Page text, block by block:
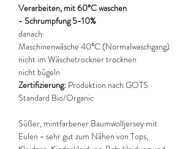
Verarbeiten, mit 60°C waschen
- Schrumpfung 5-10%
danach:
Maschinenwäsche 40°C (Normalwaschgang)
nicht im Wäschetrockner trocknen
nicht bügeln
Zertifizierung: Produktion nach GOTS
Standard Bio/Organic
Süßer, mintfarbener Baumwolljersey mit
Eulen - sehr gut zum Nähen von Tops,